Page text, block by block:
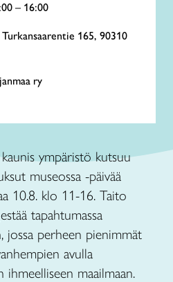
– 16:00
165, 90310
ry
ympäristö kutsuu
museossa -päivää
10.8. klo 11-16. Taito
tapahtumassa
jossa perheen pienimmät
avulla
maailmaan.